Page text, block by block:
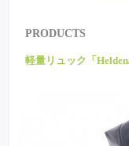
PRODUCTS
軽量リュック「Helden/